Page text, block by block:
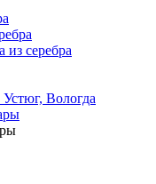
серебра
Вологда